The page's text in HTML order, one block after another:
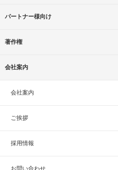
パートナー様向け
著作権
会社案内
会社案内
ご挨拶
採用情報
お問い合わせ